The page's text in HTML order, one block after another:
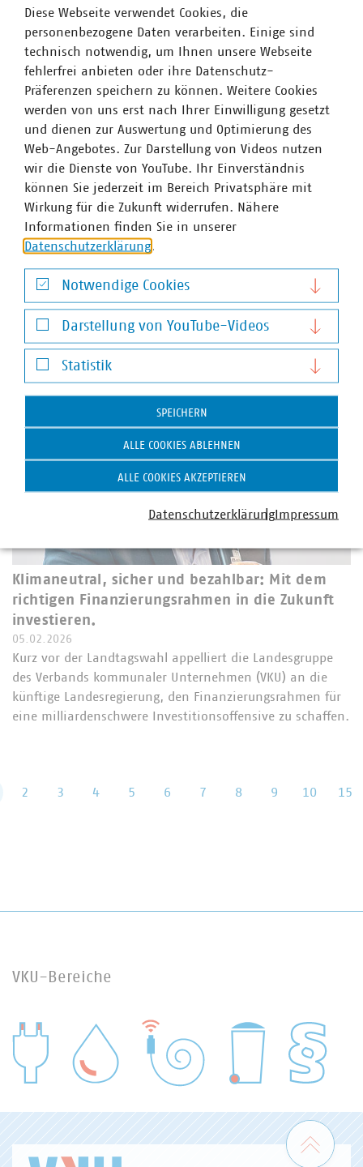
Wettbewerb „Azubis – Volle Power!“ 2026 – Wir
suchen die besten Projekte zur
Nachwuchsförderung
17.02.2026
Aufgrund der Altersstruktur wird die Branche der Energie-
40 % der technischen Fach- und Führungskräfte
verlieren – 70 % davon Facharbeiter und Meister. Vor
allem im Monteur- und Meisterbereich…
Klimaneutral, sicher und bezahlbar: Mit dem
richtigen Finanzierungsrahmen in die Zukunft
investieren.
05.02.2026
Kurz vor der Landtagswahl appelliert die Landesgruppe
des Verbands kommunaler Unternehmen (VKU) an die
künftige Landesregierung, den Finanzierungsrahmen für
eine milliardenschwere Investitionsoffensive zu schaffen.
2 3 4 5 6 7 8 9 10 15
VKU-Bereiche
Zum
Diese Webseite verwendet Cookies, die
personenbezogene Daten verarbeiten. Einige sind
technisch notwendig, um Ihnen unsere Webseite
fehlerfrei anbieten oder ihre Datenschutz-
Präferenzen speichern zu können. Weitere Cookies
werden von uns erst nach Ihrer Einwilligung gesetzt
und dienen zur Auswertung und Optimierung des
Web-Angebotes. Zur Darstellung von Videos nutzen
wir die Dienste von YouTube. Ihr Einverständnis
können Sie jederzeit im Bereich Privatsphäre mit
Wirkung für die Zukunft widerrufen. Nähere
Informationen finden Sie in unserer
Datenschutzerklärung.
Notwendige Cookies
Notwendige Cookies
Darstellung von YouTube-Videos
Darstellung von YouTube-Videos
Statistik
Statistik
SPEICHERN
ALLE COOKIES ABLEHNEN
ALLE COOKIES AKZEPTIEREN
DatenschutzerklärungImpressum